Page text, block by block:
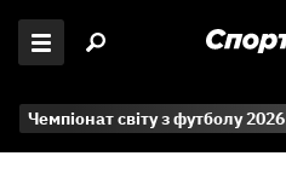
Чемпіонат світу з футболу 2026